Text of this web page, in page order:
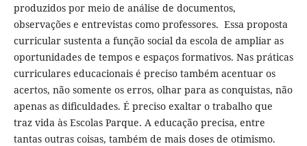
produzidos por meio de análise de documentos,
observações e entrevistas como professores. Essa proposta
curricular sustenta a função social da escola de ampliar as
oportunidades de tempos e espaços formativos. Nas práticas
curriculares educacionais é preciso também acentuar os
acertos, não somente os erros, olhar para as conquistas, não
apenas as dificuldades. É preciso exaltar o trabalho que
traz vida às Escolas Parque. A educação precisa, entre
tantas outras coisas, também de mais doses de otimismo.